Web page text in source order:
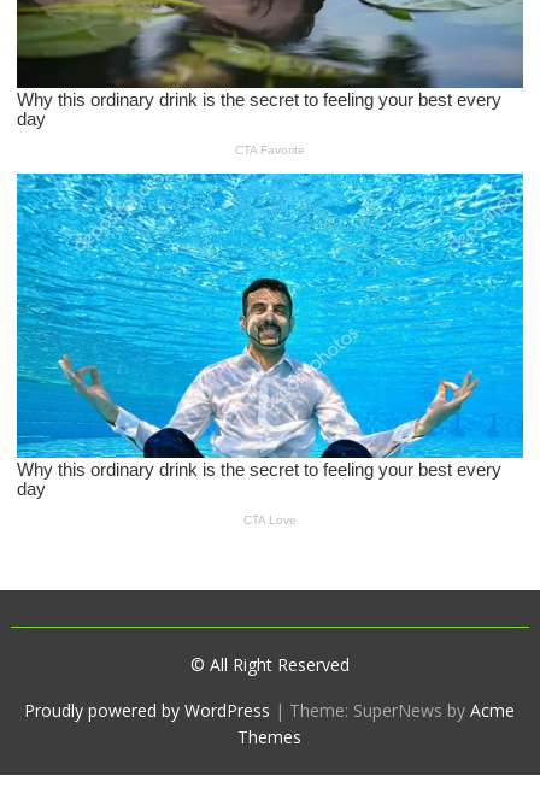
© All Right Reserved
Proudly powered by WordPress | Theme: SuperNews byAcme
Themes